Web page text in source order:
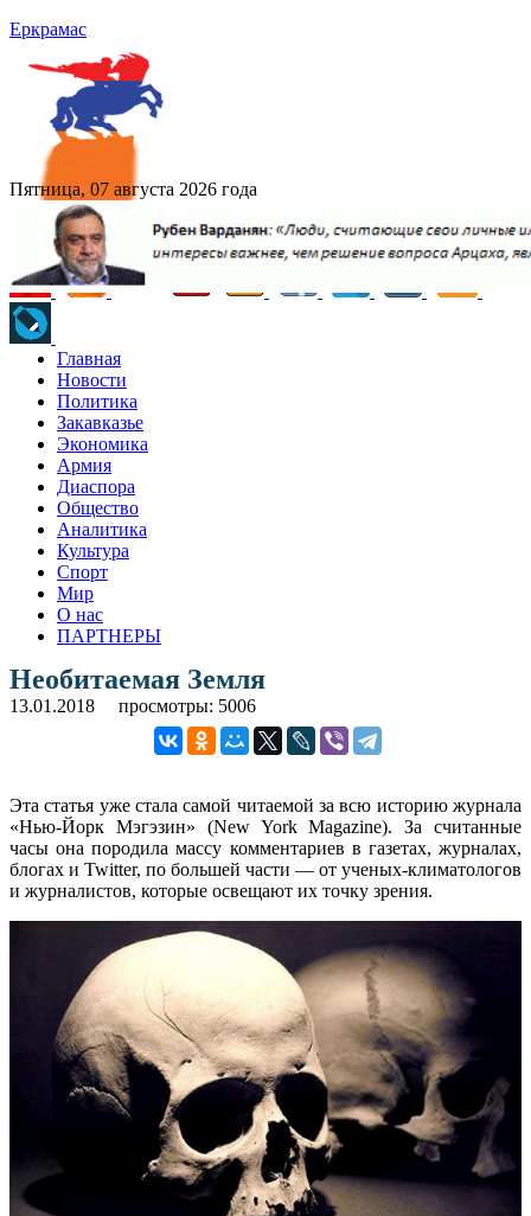
Еркрамас
Пятница, 07 августа 2026 года
Главная
Новости
Политика
Закавказье
Экономика
Армия
Диаспора
Общество
Аналитика
Культура
Спорт
Мир
О нас
ПАРТНЕРЫ
Необитаемая Земля
13.01.2018 просмотры: 5006
Эта статья уже стала самой читаемой за всю историю журнала
«Нью-Йорк Мэгэзин» (New York Magazine). За считанные
часы она породила массу комментариев в газетах, журналах,
блогах и Twitter, по большей части — от ученых-климатологов
и журналистов, которые освещают их точку зрения.